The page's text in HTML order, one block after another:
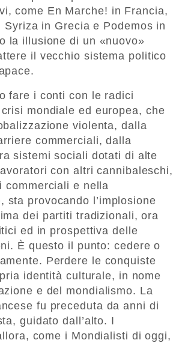
come En Marche! in Francia,
in Grecia e Podemos in
la illusione di un «nuovo»
il vecchio sistema politico
fare i conti con le radici
mondiale ed europea, che
violenta, dalla
commerciali, dalla
sistemi sociali dotati di alte
con altri cannibaleschi,
commerciali e nella
sta provocando l’implosione
dei partiti tradizionali, ora
ed in prospettiva delle
È questo il punto: cedere o
Perdere le conquiste
identità culturale, in nome
e del mondialismo. La
fu preceduta da anni di
guidato dall’alto. I
come i Mondialisti di oggi,